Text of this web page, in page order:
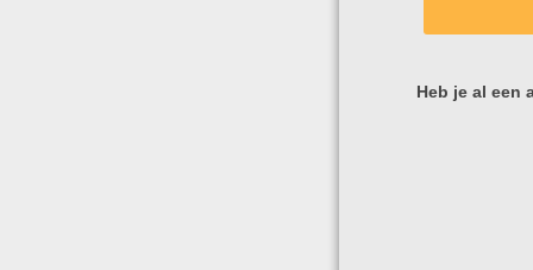
Heb je al een